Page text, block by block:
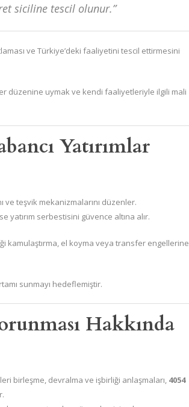
siciline tescil olunur.”
ve Türkiye’deki faaliyetini tescil ettirmesini
düzenine uymak ve kendi faaliyetleriyle ilgili mali
Yatırımlar
ve teşvik mekanizmalarını düzenler.
yatırım serbestisini güvence altına alır.
kamulaştırma, el koyma veya transfer engellerine
sunmayı hedeflemiştir.
Hakkında
birleşme, devralma ve işbirliği anlaşmaları, 4054